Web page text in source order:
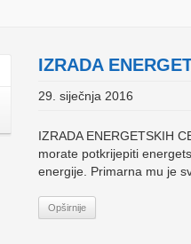
IZRADA
29. siječnja 2016
IZRADA ENERGETSKIH
morate potkrijepiti
energije. Primarna mu je
Opširnije